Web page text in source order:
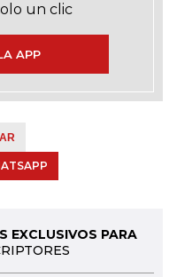
un clic
APP
EXCLUSIVOS PARA